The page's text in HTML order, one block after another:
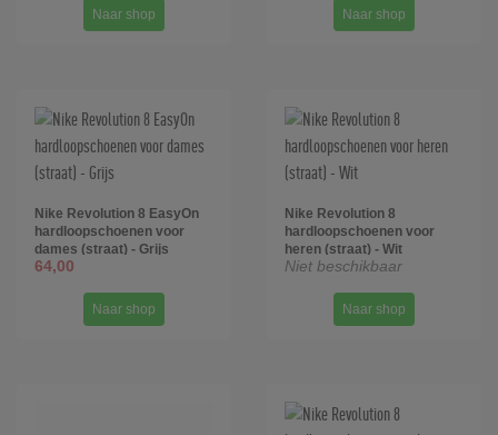
Naar shop Naar shop
Nike Revolution 8 EasyOn
hardloopschoenen voor
dames (straat) - Grijs
64,00
Naar shop
Nike Revolution 8
hardloopschoenen voor
heren (straat) - Wit
Niet beschikbaar
Naar shop